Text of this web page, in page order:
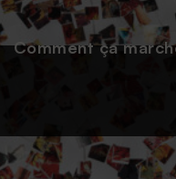
Commentça